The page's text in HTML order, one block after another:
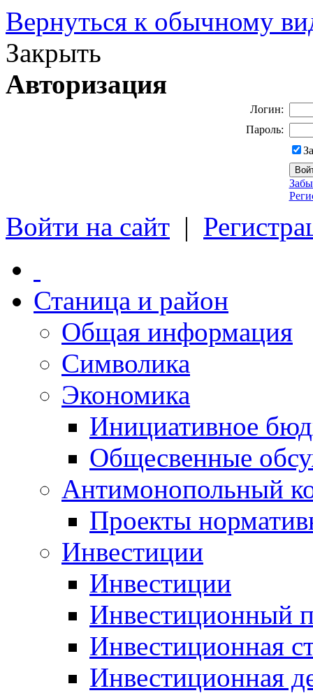
Вернуться к обычному
Закрыть
Авторизация
Логин:
Пароль:
Войти на сайт |
Станица и район
Общая информация
Символика
Экономика
Инициативное
Общесвенные
Антимонопольный
Проекты
Инвестиции
Инвестиции
Инвестиционный
Инвестиционная
Инвестиционная